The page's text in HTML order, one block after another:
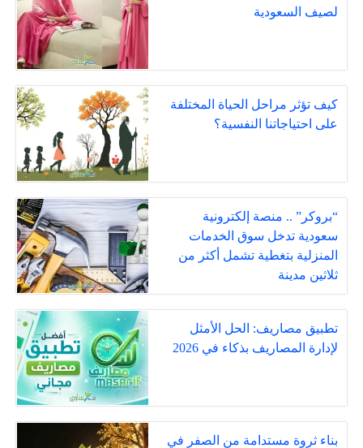
لصيف السعودية
كيف تؤثر مراحل الحياة المختلفة
على احتياجاتنا النفسية؟
“بروكر” .. منصة إلكترونية
سعودية تدخل سوق الخدمات
المنزلية بتغطية تشمل أكثر من
ثلاثين مدينة
تطبيق مصاريف: الحل الأمثل
لإدارة المصاريف بذكاء في 2026
بناء ثروة مستدامة من الصفر في